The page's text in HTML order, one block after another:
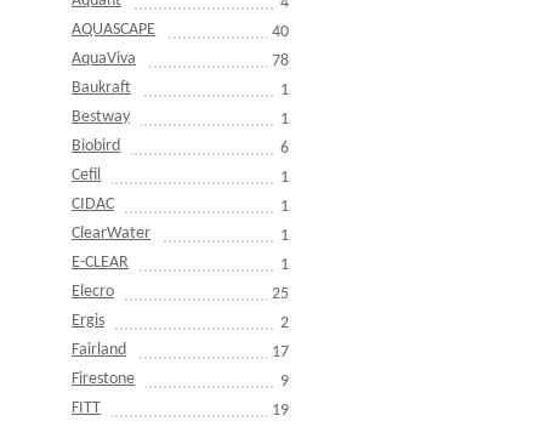
AQUASCAPE
40
AquaViva
78
Baukraft
1
Bestway
1
Biobird
6
Cefil
1
CIDAC
1
ClearWater
1
E-CLEAR
1
Elecro
25
Ergis
2
Fairland
17
Firestone
9
FITT
19